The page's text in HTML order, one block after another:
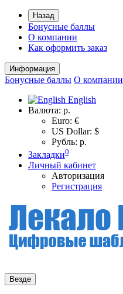
Назад
Бонусные баллы
О компании
Как оформить заказ
Информация
Бонусные баллы О компании
English
Валюта: р.
Euro: €
US Dollar: $
Рубль: р.
Закладки0
Личный кабинет
Авторизация
Регистрация
Везде